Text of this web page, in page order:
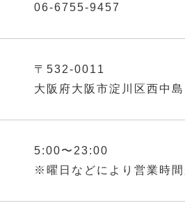
06-6755-9457
〒532-0011
大阪府大阪市淀川区西中
5:00〜23:00
※曜日などにより営業時間